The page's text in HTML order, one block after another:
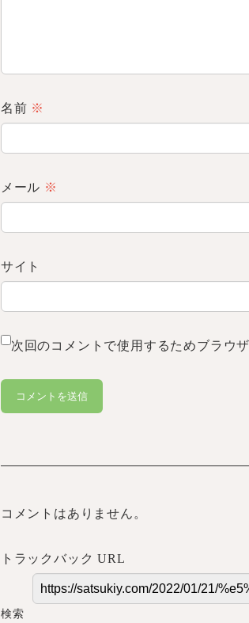
名前 ※
メール ※
サイト
次回のコメントで使用するためブラウ
コメントはありません。
トラックバック URL
検索